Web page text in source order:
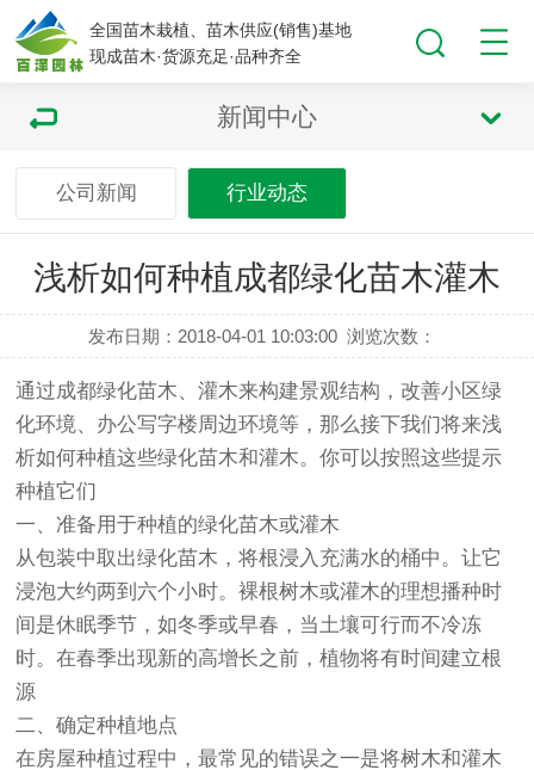
全国苗木栽植、苗木供应(销售)基地
现成苗木·货源充足·品种齐全
新闻中心
公司新闻 行业动态
浅析如何种植成都绿化苗木灌木
发布日期：2018-04-01 10:03:00 浏览次数：
通过成都绿化苗木 、灌木来构建景观结构，改善小区绿
化环境、办公写字楼周边环境等，那么接下我们将来浅
析如何种植这些绿化苗木和灌木。你可以按照这些提示
种植它们
一、准备用于种植的绿化苗木或灌木
从包装中取出绿化苗木，将根浸入充满水的桶中。让它
浸泡大约两到六个小时。裸根树木或灌木的理想播种时
间是休眠季节，如冬季或早春，当土壤可行而不冷冻
时。在春季出现新的高增长之前，植物将有时间建立根
源
二、确定种植地点
在房屋种植过程中，最常见的错误之一是将树木和灌木